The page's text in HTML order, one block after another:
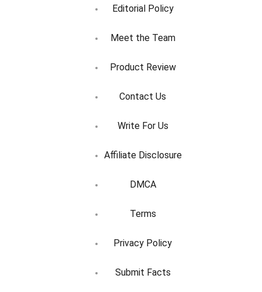
Editorial Policy
Meet the Team
Product Review
Contact Us
Write For Us
Affiliate Disclosure
DMCA
Terms
Privacy Policy
Submit Facts